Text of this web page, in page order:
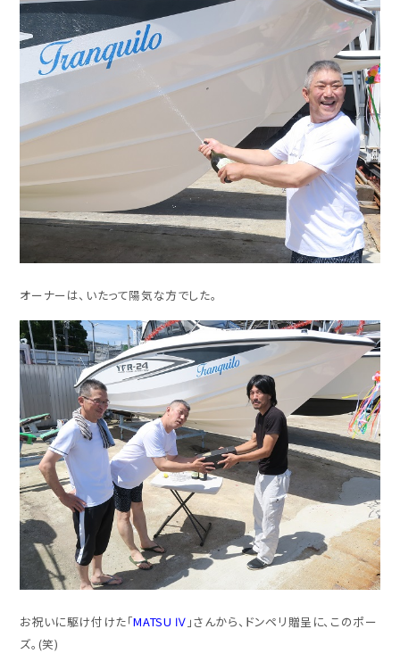
オーナーは、いたって陽気な方でした。
お祝いに駆け付けた「MATSU Ⅳ 」さんから、ドンペリ贈呈に、このポー
ズ。(笑)